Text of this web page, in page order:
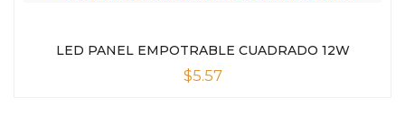
LED PANEL EMPOTRABLE CUADRADO 12W
$5.57